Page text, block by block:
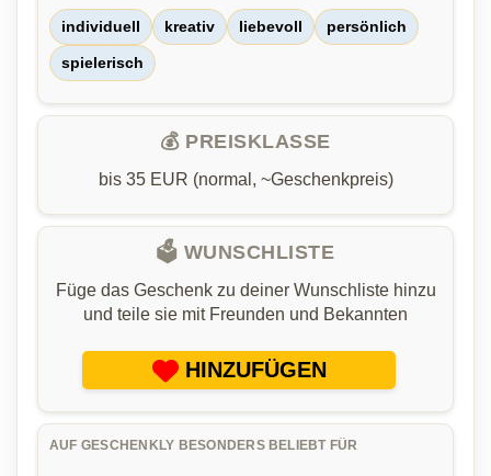
individuell kreativ liebevoll persönlich
spielerisch
💰 PREISKLASSE
bis 35 EUR (normal, ~Geschenkpreis)
🗳️ WUNSCHLISTE
Füge das Geschenk zu deiner Wunschliste hinzu
und teile sie mit Freunden und Bekannten
HINZUFÜGEN
AUF GESCHENKLY BESONDERS BELIEBT FÜR